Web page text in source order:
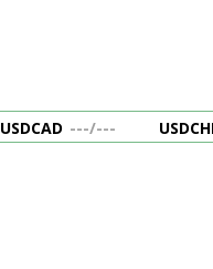
USDCAD ---/---